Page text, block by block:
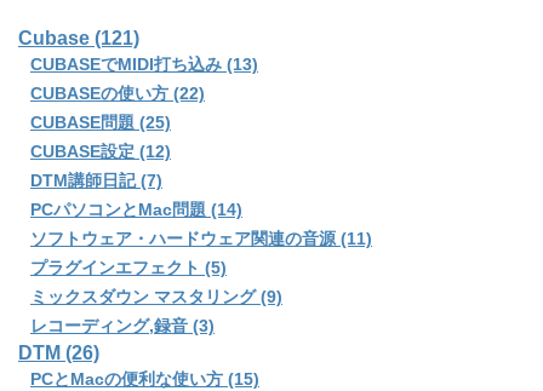
Cubase (121)
CUBASEでMIDI打ち込み (13)
CUBASEの使い方 (22)
CUBASE問題 (25)
CUBASE設定 (12)
DTM講師日記 (7)
PCパソコンとMac問題 (14)
ソフトウェア・ハードウェア関連の音源 (11)
プラグインエフェクト (5)
ミックスダウン マスタリング (9)
レコーディング,録音 (3)
DTM (26)
PCとMacの便利な使い方 (15)